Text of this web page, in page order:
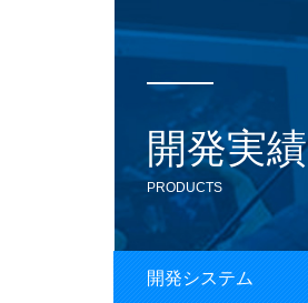
開発実績
PRODUCTS
開発システム